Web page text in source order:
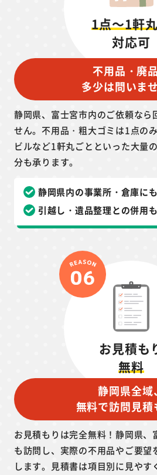
1点～1軒
対応可
不用品・廃
多少は問いま
静岡県、富士宮市内のご依頼なら
せん。不用品・粗大ゴミは1点の
ビルなど1軒丸ごとといった大量
分も承ります。
静岡県内の事業所・倉庫に
引越し・遺品整理との併用
お見積も
無料
静岡県全域、
無料で訪問見積
お見積もりは完全無料！静岡県、
も訪問し、実際の不用品やご要望
します。見積書は項目別に見や